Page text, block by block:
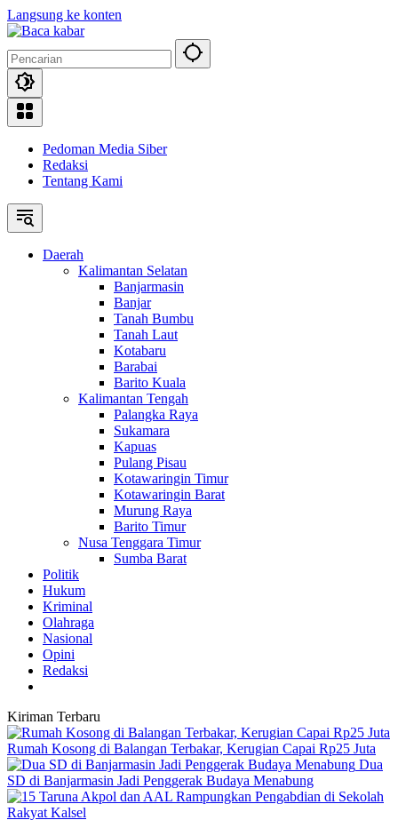
Langsung ke konten
Pedoman Media Siber
Redaksi
Tentang Kami
Daerah
Kalimantan Selatan
Banjarmasin
Banjar
Tanah Bumbu
Tanah Laut
Kotabaru
Barabai
Barito Kuala
Kalimantan Tengah
Palangka Raya
Sukamara
Kapuas
Pulang Pisau
Kotawaringin Timur
Kotawaringin Barat
Murung Raya
Barito Timur
Nusa Tenggara Timur
Sumba Barat
Politik
Hukum
Kriminal
Olahraga
Nasional
Opini
Redaksi
Kiriman Terbaru
Rumah Kosong di Balangan Terbakar, Kerugian Capai Rp25 Juta
Dua
SD di Banjarmasin Jadi Penggerak Budaya Menabung